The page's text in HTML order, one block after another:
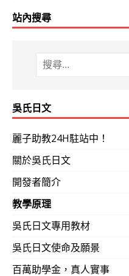
站內搜尋
吳氏日文
麗子助教24H駐站中！
關於吳氏日文
開發者簡介
教學原理
吳氏日文專用教材
吳氏日文使命及願景
百萬助學金，真人實事